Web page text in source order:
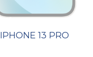
IPHONE 13 PRO